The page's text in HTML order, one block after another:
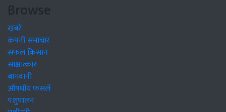
Browse
खबरें
कंपनी समाचार
सफल किसान
साक्षात्कार
बागवानी
औषधीय फसलें
पशुपालन